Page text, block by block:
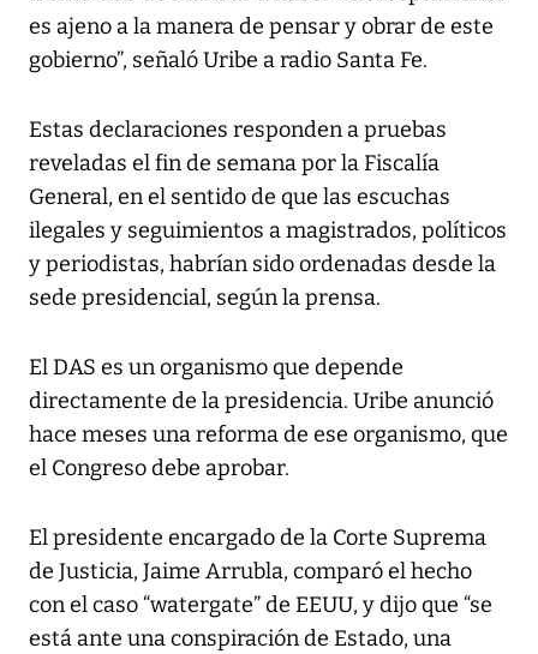
es ajeno a la manera de pensar y obrar de este
gobierno”, señaló Uribe a radio Santa Fe.
Estas declaraciones responden a pruebas
reveladas el fin de semana por la Fiscalía
General, en el sentido de que las escuchas
ilegales y seguimientos a magistrados, políticos
y periodistas, habrían sido ordenadas desde la
sede presidencial, según la prensa.
El DAS es un organismo que depende
directamente de la presidencia. Uribe anunció
hace meses una reforma de ese organismo, que
el Congreso debe aprobar.
El presidente encargado de la Corte Suprema
de Justicia, Jaime Arrubla, comparó el hecho
con el caso “watergate” de EEUU, y dijo que “se
está ante una conspiración de Estado, una